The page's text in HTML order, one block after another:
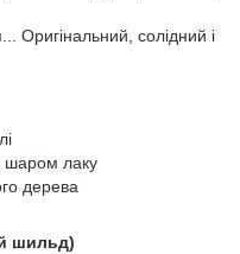
Оригінальний, солідний і
шаром лаку
дерева
шильд)